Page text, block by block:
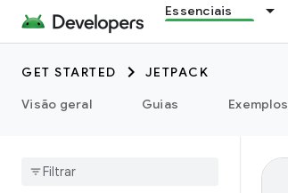
Essenciais
GET STARTED
JETPACK
Visão geral
Guias Exemplos
androidx.camera.viewfinder
androidx.car
androidx.car.app
androidx.cardview